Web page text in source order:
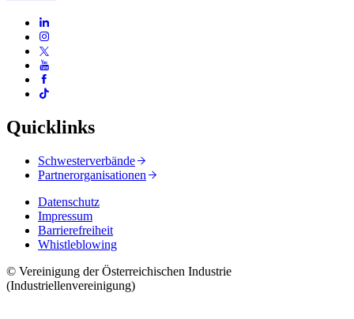
Quicklinks
Schwesterverbände
Partnerorganisationen
Datenschutz
Impressum
Barrierefreiheit
Whistleblowing
© Vereinigung der Österreichischen Industrie
(Industriellenvereinigung)